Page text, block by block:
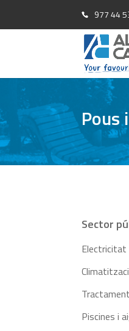
977 44
Pous
Sector
Piscines i